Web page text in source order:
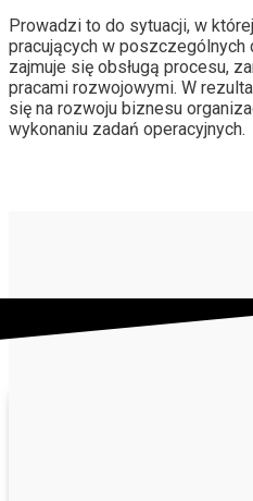
Prowadzi to do sytuacji, w
pracujących w poszczególnych
zajmuje się obsługą procesu,
pracami rozwojowymi. W
się na rozwoju biznesu
wykonaniu zadań operacyjnych.